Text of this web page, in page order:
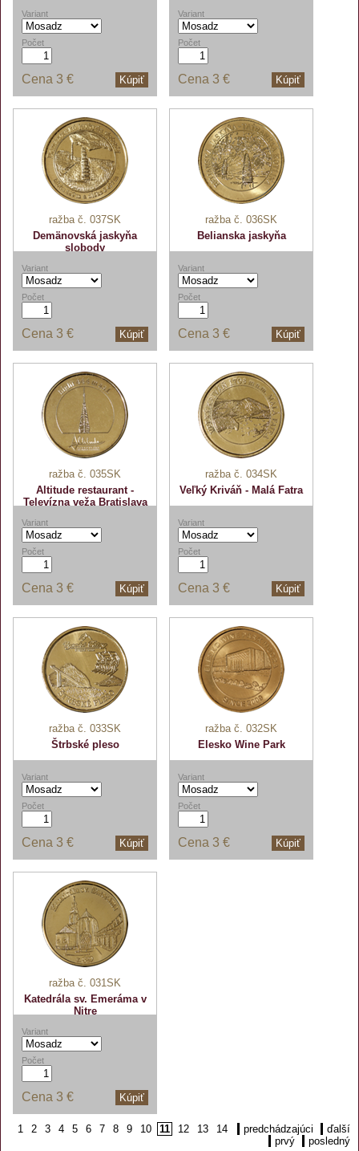
Variant
Počet
Kúpiť
Cena 3 €
Variant
Počet
Kúpiť
Cena 3 €
ražba č. 037SK
Demänovská jaskyňa
slobody
Variant
Počet
Kúpiť
Cena 3 €
ražba č. 036SK
Belianska jaskyňa
Variant
Počet
Kúpiť
Cena 3 €
ražba č. 035SK
Altitude restaurant -
Televízna veža Bratislava
Variant
Počet
Kúpiť
Cena 3 €
ražba č. 034SK
Veľký Kriváň - Malá Fatra
Variant
Počet
Kúpiť
Cena 3 €
ražba č. 033SK
Štrbské pleso
Variant
Počet
Kúpiť
Cena 3 €
ražba č. 032SK
Elesko Wine Park
Variant
Počet
Kúpiť
Cena 3 €
ražba č. 031SK
Katedrála sv. Emeráma v
Nitre
Variant
Počet
Kúpiť
Cena 3 €
1 2 3 4 5 6 7 8 9 10 11 12 13 14 predchádzajúci
ďalší
prvý
posledný